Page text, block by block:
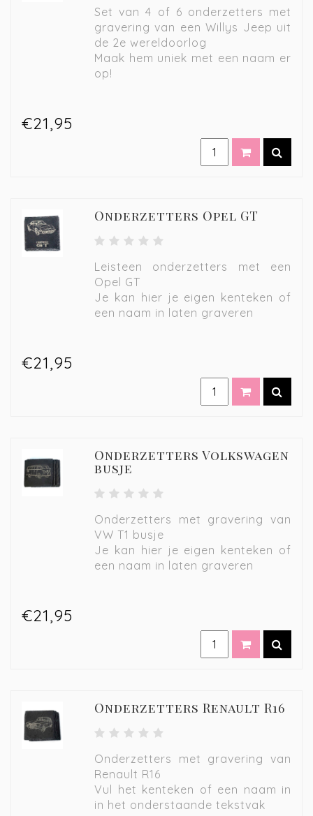
Set van 4 of 6 onderzetters met
gravering van een Willys Jeep uit
de 2e wereldoorlog
Maak hem uniek met een naam er
op!
€21,95
Onderzetters Opel GT
Leisteen onderzetters met een
Opel GT
Je kan hier je eigen kenteken of
een naam in laten graveren
€21,95
Onderzetters Volkswagen
busje
Onderzetters met gravering van
VW T1 busje
Je kan hier je eigen kenteken of
een naam in laten graveren
€21,95
Onderzetters Renault R16
Onderzetters met gravering van
Renault R16
Vul het kenteken of een naam in
in het onderstaande tekstvak